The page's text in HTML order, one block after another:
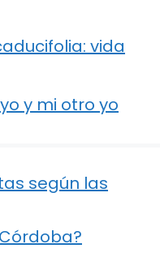
vida
y mi otro yo
según las